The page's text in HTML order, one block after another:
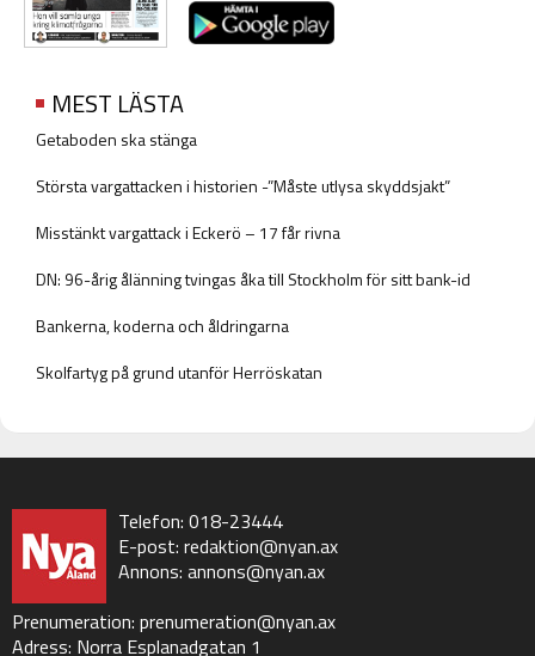
MEST LÄSTA
Getaboden ska stänga
Största vargattacken i historien -”Måste utlysa skyddsjakt”
Misstänkt vargattack i Eckerö – 17 får rivna
DN: 96-årig ålänning tvingas åka till Stockholm för sitt bank-id
Bankerna, koderna och åldringarna
Skolfartyg på grund utanför Herröskatan
Telefon: 018-23444
E-post: redaktion@nyan.ax
Annons: annons@nyan.ax
Prenumeration: prenumeration@nyan.ax
Adress: Norra Esplanadgatan 1